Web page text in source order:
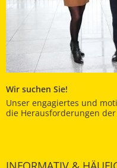
Wir suchen Sie!
Unser engagiertes und
die Herausforderungen